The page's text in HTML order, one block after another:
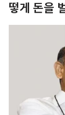
떻게 돈을